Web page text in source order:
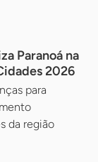
Paranoá na
2026
para
da região